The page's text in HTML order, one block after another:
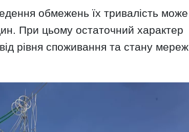
обмежень їх тривалість може
При цьому остаточний характер
рівня споживання та стану мереж